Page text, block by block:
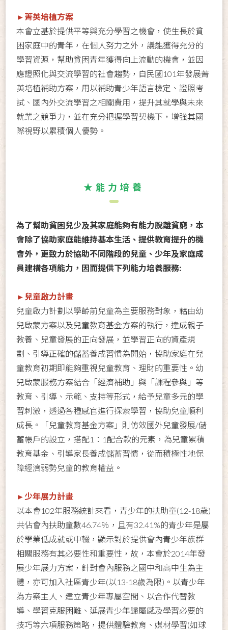
►菁英培植方案
本會立基於提供平等與充分學習之機會，使生長於貧
困家庭中的青年，在個人努力之外，議能獲得充分的
學習資源，幫助貧困青年獲得向上流動的機會，並因
應證照化與交流學習的社會趨勢，自民國101年發展菁
英培植補助方案，用以補助青少年語言檢定、證照考
試、國內外交流學習之相關費用，提升其就學與未來
就業之競爭力，並在充分把握學習契機下，增強其國
際視野以累積個人優勢。
★能力培養
為了幫助貧困兒少及其家庭能夠有能力脫離貧窮，本
會除了協助家庭能維持基本生活、提供教育提升的機
會外，更致力於協助不同階段的兒童、少年及家庭成
員建構各項能力，因而提供下列能力培養服務:
►兒童啟力計畫
兒童啟力計劃以學齡前兒童為主要服務對象，藉由幼
兒啟蒙方案以及兒童教育基金方案的執行，達成親子
教養、兒童發展的正向發展，並學習正向的資產規
劃、引導正確的儲蓄養成習慣為開始，協助家庭在兒
童教育初期即能夠重視兒童教育、理財的重要性。幼
兒啟蒙服務方案結合「經濟補助」與「課程參與」等
教育、引導、示範、支持等形式，給予兒童多元的學
習刺激，透過各種感官進行探索學習，協助兒童順利
成長。「兒童教育基金方案」則仿效國外兒童發展/儲
蓄帳戶的設立，搭配1：1配合款的元素，為兒童累積
教育基金、引導家長養成儲蓄習慣，從而積極性地保
障經濟弱勢兒童的教育權益。
►少年展力計畫
以本會102年服務統計來看，青少年的扶助童(12-18歲)
共佔會內扶助童數46.74％，且有32.41%的青少年是屬
於學業低成就或中輟，顯示對於提供會內青少年族群
相關服務有其必要性和重要性，故，本會於2014年發
展少年展力方案，針對會內服務之國中和高中生為主
體，亦可加入社區青少年(以13-18歲為限)。以青少年
為方案主人、建立青少年專屬空間、以合作代替教
導、學習克服困難、延展青少年歸屬感及學習必要的
技巧等六項服務策略，提供體驗教育、媒材學習(如球